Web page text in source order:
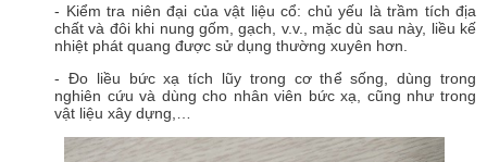
- Kiểm tra niên đại của vật liệu cổ: chủ yếu là trầm tích địa
chất và đôi khi nung gốm, gạch, v.v., mặc dù sau này, liều kế
nhiệt phát quang được sử dụng thường xuyên hơn.
- Đo liều bức xạ tích lũy trong cơ thể sống, dùng trong
nghiên cứu và dùng cho nhân viên bức xạ, cũng như trong
vật liệu xây dựng,…